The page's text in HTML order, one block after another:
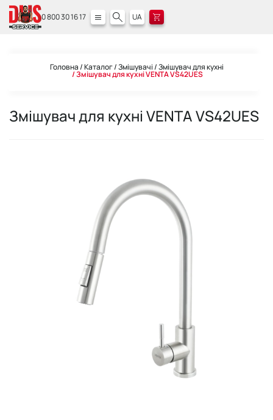
0 800 30 16 17 UA
Головна Каталог Змішувачі Змішувач для кухні
Змішувач для кухні VENTA VS42UЕS
Змішувач для кухні VENTA VS42UЕS